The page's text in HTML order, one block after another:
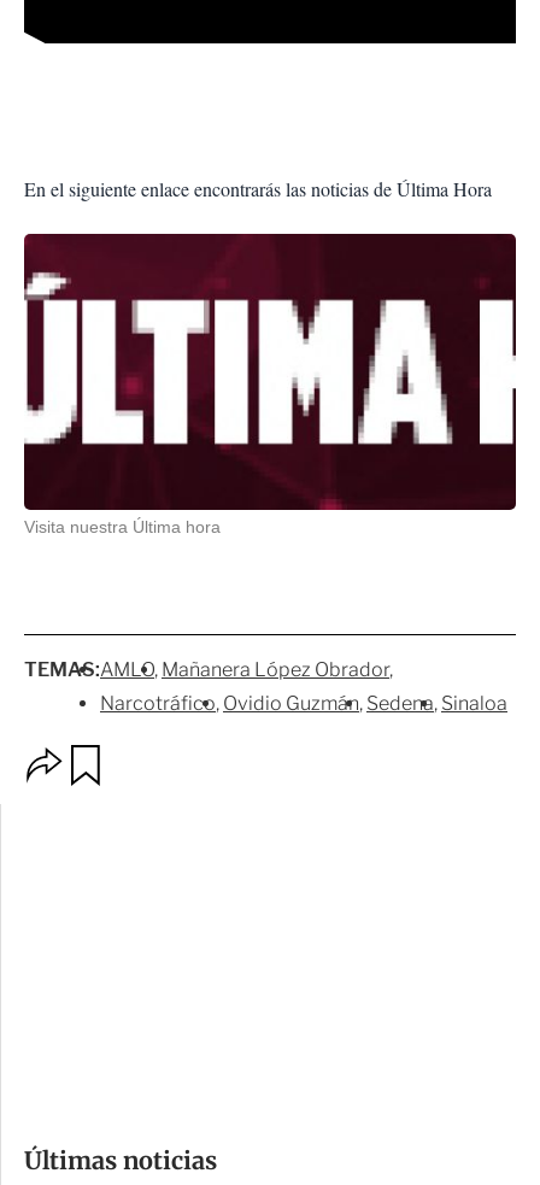
En el siguiente enlace encontrarás las noticias de Última Hora
Visita nuestra Última hora
TEMAS:AMLO Mañanera López Obrador
Narcotráfico Ovidio Guzmán Sedena Sinaloa
p
m
Últimas noticias